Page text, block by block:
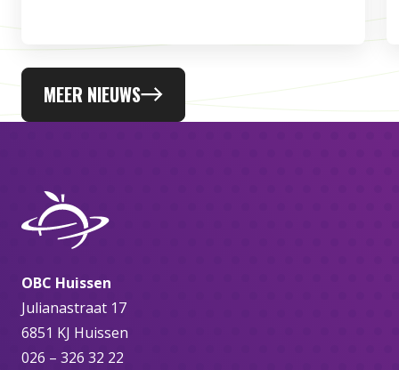
MEER NIEUWS
OBC Huissen
Julianastraat 17
6851 KJ Huissen
026 – 326 32 22